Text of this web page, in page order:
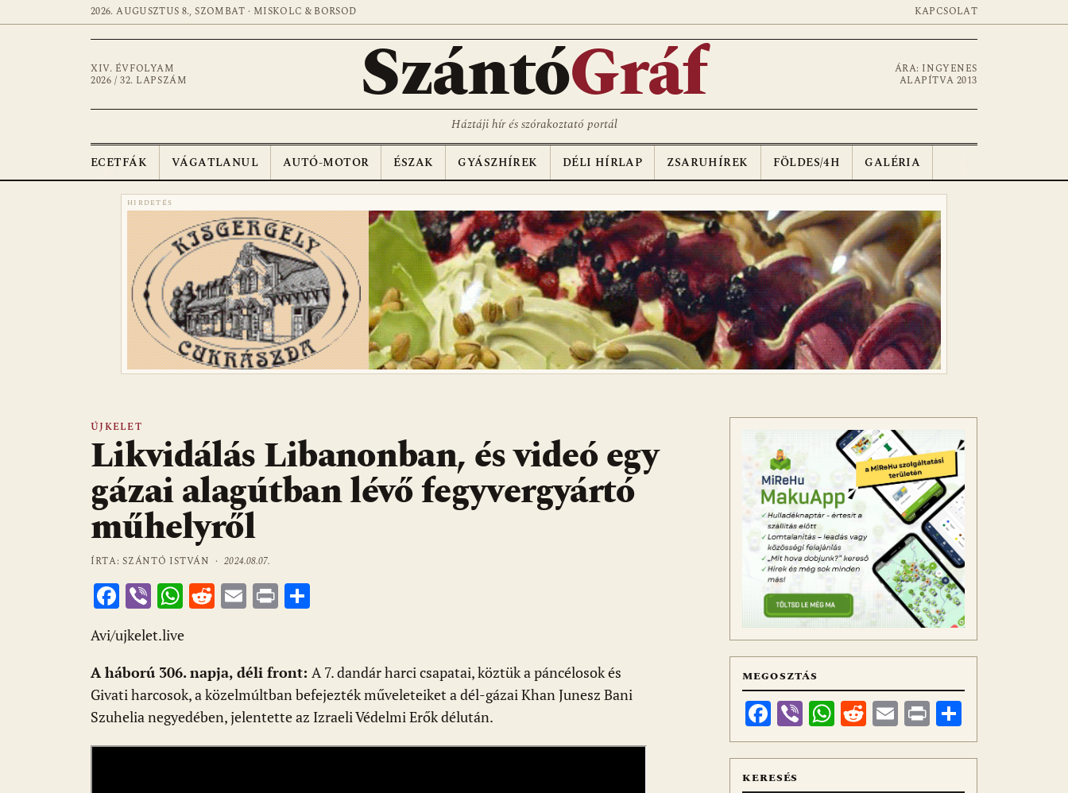
2026. AUGUSZTUS 8., SZOMBAT · MISKOLC & BORSOD KAPCSOLAT
XIV. ÉVFOLYAM
2026 / 32. LAPSZÁM
SzántóGráf
ÁRA: INGYENES
ALAPÍTVA 2013
Háztáji hír és szórakoztató portál
ECETFÁK VÁGATLANUL AUTÓ-MOTOR ÉSZAK GYÁSZHÍREK DÉLI HÍRLAP ZSARUHÍREK FÖLDES/4H GALÉRIA
HIRDETÉS
ÚJKELET
Likvidálás Libanonban, és videó egy
gázai alagútban lévő fegyvergyártó
műhelyről
ÍRTA: SZÁNTÓ ISTVÁN ·2024.08.07.
F
ac
e
b
o
o
k
Vi
b
er
W
at
s
A
p
p
R
di
t
E
l
Pr
m
e
g
Avi/ujkelet.live
A háború 306. napja, déli front: A 7. dandár harci csapatai, köztük a páncélosok és
Givati harcosok, a közelmúltban befejezték műveleteiket a dél-gázai Khan Junesz Bani
Szuhelia negyedében, jelentette az Izraeli Védelmi Erők délután.
MEGOSZTÁS
Facebook
ViberWhatsApp
Reddit
Email
Print
meg
KERESÉS